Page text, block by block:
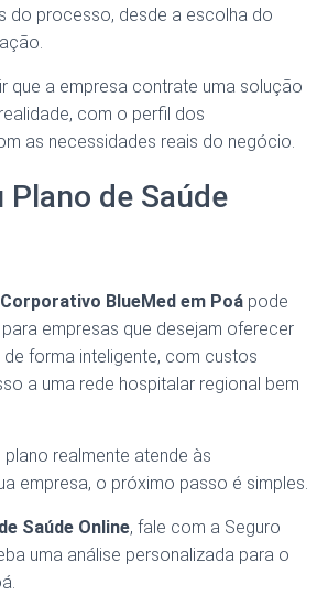
do processo, desde a escolha do
que a empresa contrate uma solução
com o perfil dos
as necessidades reais do negócio.
Plano de Saúde
BlueMed em Poá pode
empresas que desejam oferecer
forma inteligente, com custos
a uma rede hospitalar regional bem
realmente atende às
empresa, o próximo passo é simples.
Saúde Online, fale com a Seguro
uma análise personalizada para o